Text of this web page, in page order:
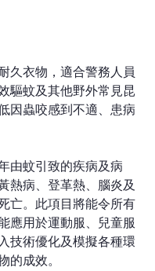
久衣物，適合警務人員
驅蚊及其他野外常見昆
因蟲咬感到不適、患病
由蚊引致的疾病及病
熱病、登革熱、腦炎及
亡。此項目將能令所有
應用於運動服、兒童服
技術優化及模擬各種環
成效。